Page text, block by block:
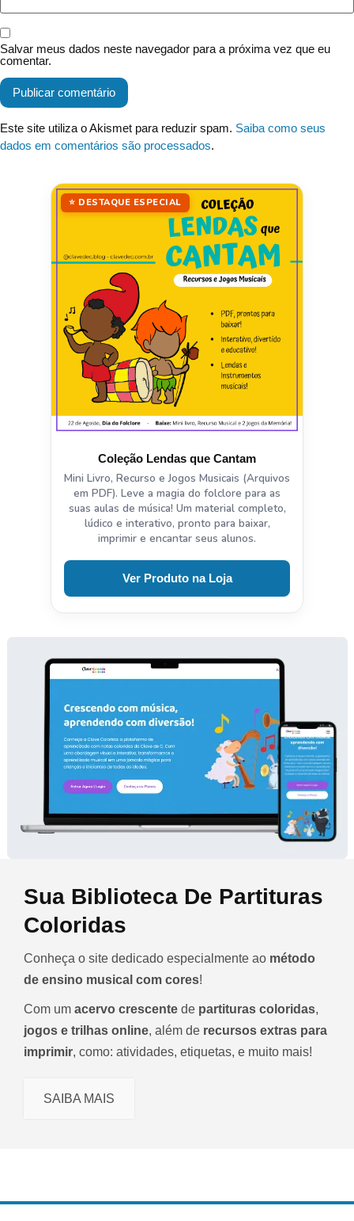
Salvar meus dados neste navegador para a próxima vez que eu
comentar.
Este site utiliza o Akismet para reduzir spam. Saiba como seus
dados em comentários são processados.
⭐ DESTAQUE ESPECIAL
Coleção Lendas que Cantam
Mini Livro, Recurso e Jogos Musicais (Arquivos
em PDF). Leve a magia do folclore para as
suas aulas de música! Um material completo,
lúdico e interativo, pronto para baixar,
imprimir e encantar seus alunos.
Ver Produto na Loja
Sua Biblioteca De Partituras
Coloridas
Conheça o site dedicado especialmente ao método
de ensino musical com cores!
Com um acervo crescente de partituras coloridas,
jogos e trilhas online, além de recursos extras para
imprimir, como: atividades, etiquetas, e muito mais!
SAIBA MAIS